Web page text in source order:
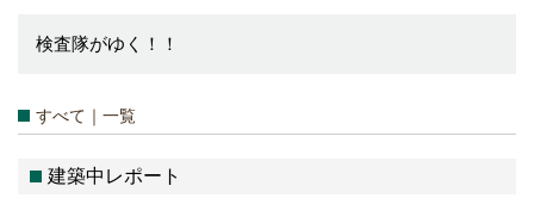
検査隊がゆく！！
すべて｜一覧
建築中レポート